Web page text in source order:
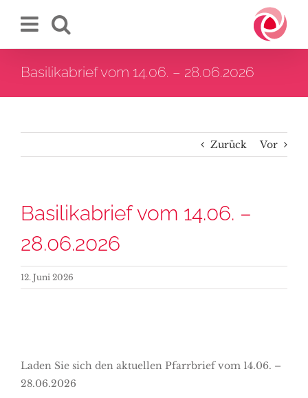
Inhalt
Basilikabrief vom 14.06. – 28.06.2026
Zurück Vor
Basilikabrief vom 14.06. –
28.06.2026
12. Juni 2026
Laden Sie sich den aktuellen Pfarrbrief vom 14.06. –
28.06.2026